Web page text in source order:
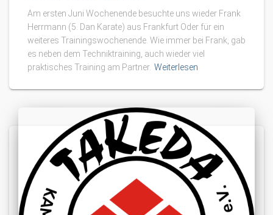
Am ersten Juni Wochenende besuchte uns wieder Frank
Herrmann (5. Dan Karate) aus Frankfurt Oder für ein
weiteres Trainingswochenende. Wie immer bei Frank, gab
es neben dem Techniktraining, auch wieder viel
praktisches Training am Partner. Weiterlesen